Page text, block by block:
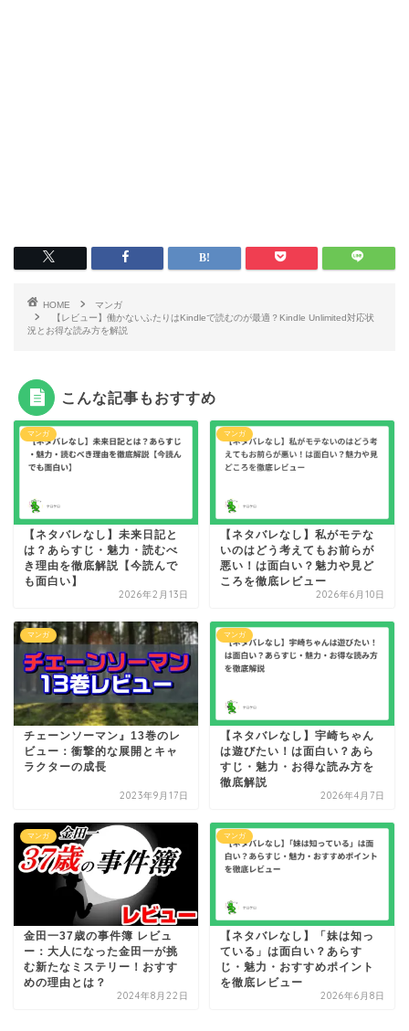
HOME
マンガ
【レビュー】働かないふたりはKindleで読むのが最適？Kindle Unlimited対応状
況とお得な読み方を解説
こんな記事もおすすめ
マンガ
【ネタバレなし】未来日記と
は？あらすじ・魅力・読むべ
き理由を徹底解説【今読んで
も面白い】
2026年2月13日
マンガ
【ネタバレなし】私がモテな
いのはどう考えてもお前らが
悪い！は面白い？魅力や見ど
ころを徹底レビュー
2026年6月10日
マンガ
チェーンソーマン』13巻のレ
ビュー：衝撃的な展開とキャ
ラクターの成長
2023年9月17日
マンガ
【ネタバレなし】宇崎ちゃん
は遊びたい！は面白い？あら
すじ・魅力・お得な読み方を
徹底解説
2026年4月7日
マンガ
金田一37歳の事件簿 レビュ
ー：大人になった金田一が挑
む新たなミステリー！おすす
めの理由とは？
2024年8月22日
マンガ
【ネタバレなし】「妹は知っ
ている」は面白い？あらす
じ・魅力・おすすめポイント
を徹底レビュー
2026年6月8日